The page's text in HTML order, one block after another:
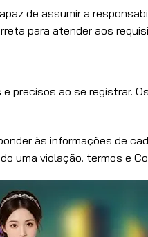
de assumir a
para atender aos
precisos ao se registrar.
às informações de
uma violação. termos e